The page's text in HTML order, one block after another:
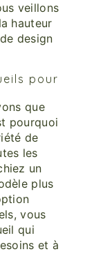
veillons
hauteur
design
pour
que
pourquoi
de
les
un
plus
vous
qui
et à